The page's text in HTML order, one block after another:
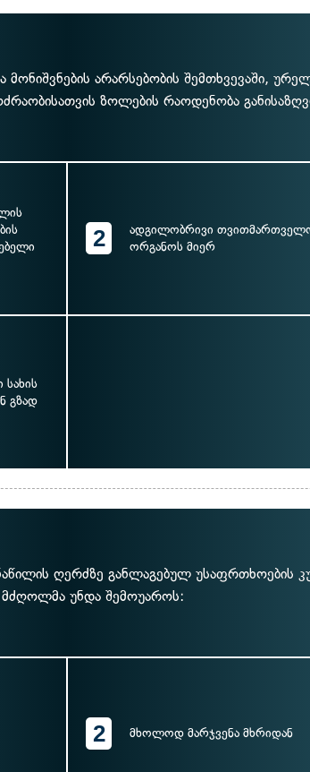
მონიშვნების არარსებობის შემთხვევაში,
ზოლების რაოდენობა
2
ადგილობრივი
ორგანოს მიერ
გზად
ღერძზე განლაგებულ უსაფრთხოების
მძღოლმა უნდა შემოუაროს:
2 მხოლოდ მარჯვენა მხრიდან